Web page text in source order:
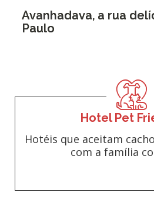
Avanhadava, a rua
Paulo
Hotel Pet
Hotéis que aceitam
com a família